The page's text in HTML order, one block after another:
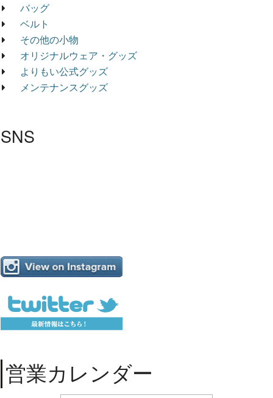
バッグ
ベルト
その他の小物
オリジナルウェア・グッズ
よりもい公式グッズ
メンテナンスグッズ
SNS
営業カレンダー